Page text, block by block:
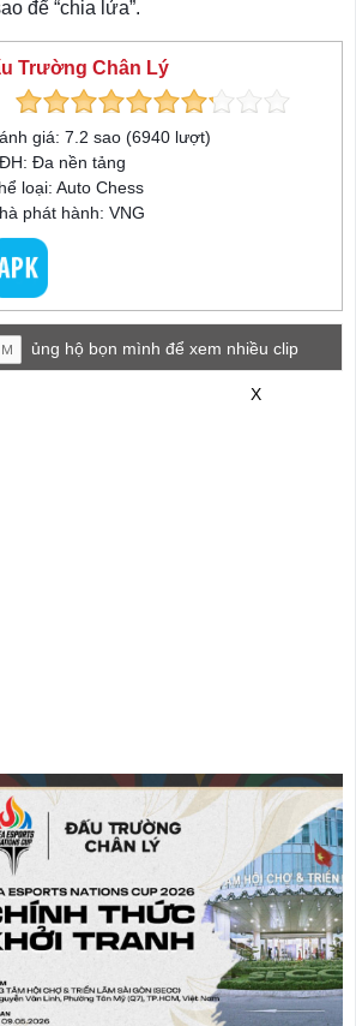
để “chia lửa”.
Trường Chân Lý
giá: 7.2 sao (6940 lượt)
Đa nền tảng
loại: Auto Chess
phát hành: VNG
ủng hộ bọn mình để xem nhiều clip
X